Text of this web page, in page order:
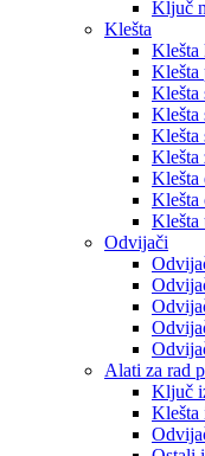
Ključ
Klešta
Klešta
Klešta
Klešta
Klešta
Klešta
Klešta
Klešta
Klešta
Klešta
Odvijači
Alati za rad
Ključ
Klešta